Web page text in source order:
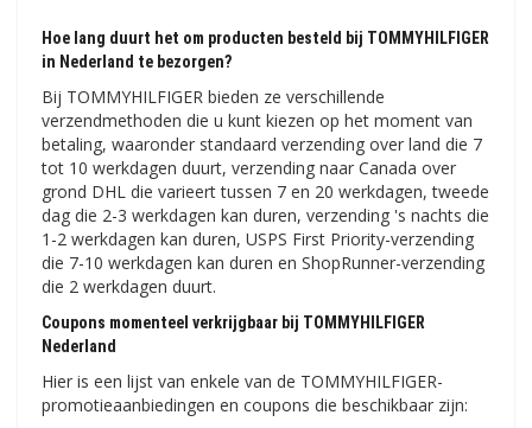
Hoe lang duurt het om producten besteld bij TOMMYHILFIGER
in Nederland te bezorgen?
Bij TOMMYHILFIGER bieden ze verschillende
verzendmethoden die u kunt kiezen op het moment van
betaling, waaronder standaard verzending over land die 7
tot 10 werkdagen duurt, verzending naar Canada over
grond DHL die varieert tussen 7 en 20 werkdagen, tweede
dag die 2-3 werkdagen kan duren, verzending 's nachts die
1-2 werkdagen kan duren, USPS First Priority-verzending
die 7-10 werkdagen kan duren en ShopRunner-verzending
die 2 werkdagen duurt.
Coupons momenteel verkrijgbaar bij TOMMYHILFIGER
Nederland
Hier is een lijst van enkele van de TOMMYHILFIGER-
promotieaanbiedingen en coupons die beschikbaar zijn: